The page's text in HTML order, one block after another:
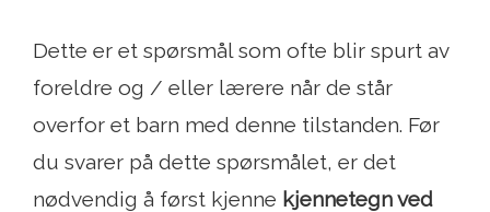
Dette er et spørsmål som ofte blir spurt av
foreldre og / eller lærere når de står
overfor et barn med denne tilstanden. Før
du svarer på dette spørsmålet, er det
nødvendig å først kjenne kjennetegn ved